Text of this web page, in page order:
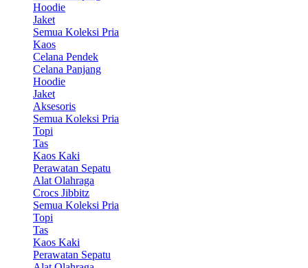
Hoodie
Jaket
Semua Koleksi Pria
Kaos
Celana Pendek
Celana Panjang
Hoodie
Jaket
Aksesoris
Semua Koleksi Pria
Topi
Tas
Kaos Kaki
Perawatan Sepatu
Alat Olahraga
Crocs Jibbitz
Semua Koleksi Pria
Topi
Tas
Kaos Kaki
Perawatan Sepatu